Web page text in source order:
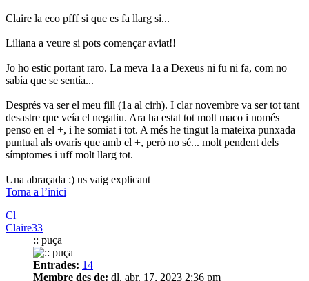
Claire la eco pfff si que es fa llarg si...
Liliana a veure si pots començar aviat!!
Jo ho estic portant raro. La meva 1a a Dexeus ni fu ni fa, com no
sabía que se sentía...
Després va ser el meu fill (1a al cirh). I clar novembre va ser tot tant
desastre que veía el negatiu. Ara ha estat tot molt maco i només
penso en el +, i he somiat i tot. A més he tingut la mateixa punxada
puntual als ovaris que amb el +, però no sé... molt pendent dels
símptomes i uff molt llarg tot.
Una abraçada :) us vaig explicant
Torna a l’inici
Cl
Claire33
:: puça
Entrades: 14
Membre des de: dl. abr. 17, 2023 2:36 pm